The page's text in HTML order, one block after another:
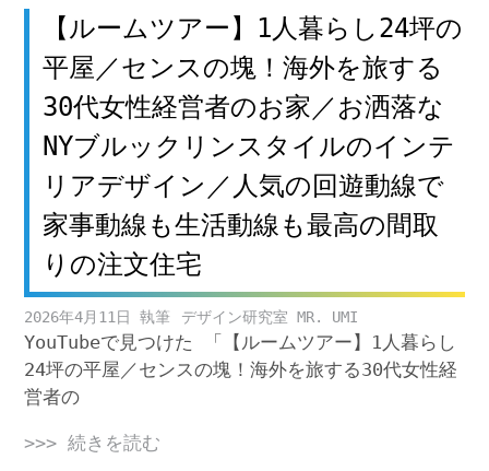
【ルームツアー】1人暮らし24坪の
平屋／センスの塊！海外を旅する
30代女性経営者のお家／お洒落な
NYブルックリンスタイルのインテ
リアデザイン／人気の回遊動線で
家事動線も生活動線も最高の間取
りの注文住宅
2026年4月11日 デザイン研究室 MR. UMI
YouTubeで見つけた 「【ルームツアー】1人暮らし
24坪の平屋／センスの塊！海外を旅する30代女性経
営者の
>>> 続きを読む